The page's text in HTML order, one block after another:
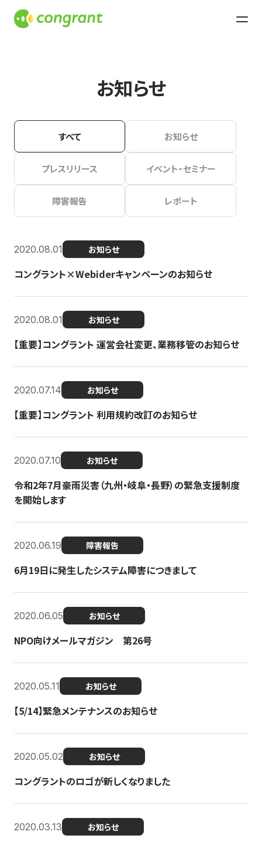
お知らせ
すべて お知らせ
プレスリリース イベント・セミナー
障害報告 レポート
2020.08.01 お知らせ
コングラント×Webiderキャンペーンのお知らせ
2020.08.01 お知らせ
【重要】コングラント 運営会社変更、業務移管のお知らせ
2020.07.14 お知らせ
【重要】コングラント 利用規約改訂のお知らせ
2020.07.10 お知らせ
令和2年7月豪雨災害（九州・岐阜・長野）の緊急支援制度
を開始します
2020.06.19 障害報告
6月19日に発生したシステム障害につきまして
2020.06.05 お知らせ
NPO向けメールマガジン 第26号
2020.05.11 お知らせ
【5/14】緊急メンテナンスのお知らせ
2020.05.02 お知らせ
コングラントのロゴが新しくなりました
2020.03.13 お知らせ